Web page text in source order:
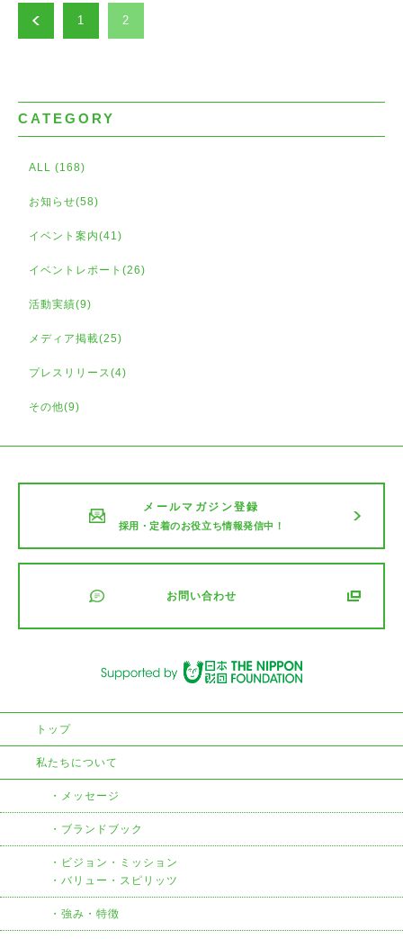
1 2
CATEGORY
ALL (168)
お知らせ(58)
イベント案内(41)
イベントレポート(26)
活動実績(9)
メディア掲載(25)
プレスリリース(4)
その他(9)
メールマガジン登録
採用・定着のお役立ち情報発信中！
お問い合わせ
トップ
私たちについて
メッセージ
ブランドブック
ビジョン・ミッション
・バリュー・スピリッツ
強み・特徴